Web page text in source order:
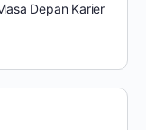
Depan Karier